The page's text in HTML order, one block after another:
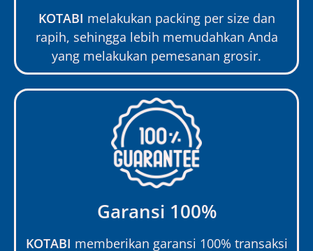
KOTABI melakukan packing per size dan
rapih, sehingga lebih memudahkan Anda
yang melakukan pemesanan grosir.
Garansi 100%
KOTABI memberikan garansi 100% transaksi